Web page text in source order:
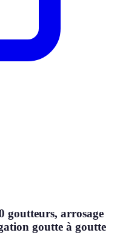
goutteurs, arrosage
goutte à goutte